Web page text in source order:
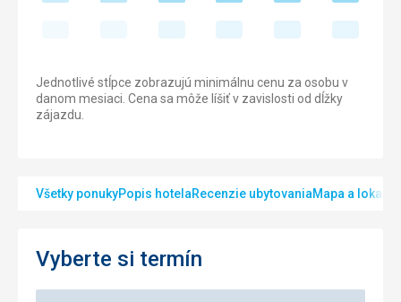
Jednotlivé stĺpce zobrazujú minimálnu cenu za osobu v
danom mesiaci. Cena sa môže líšiť v zavislosti od dĺžky
zájazdu.
Všetky ponukyPopis hotelaRecenzie ubytovaniaMapa a lokalita
Vyberte si termín